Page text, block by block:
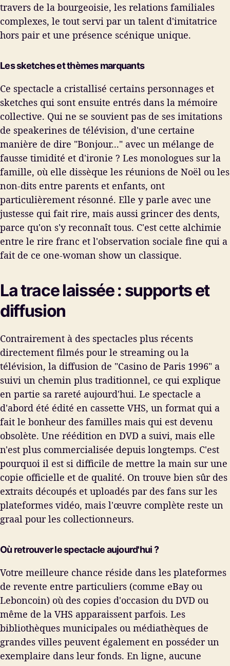
travers de la bourgeoisie, les relations familiales
complexes, le tout servi par un talent d'imitatrice
hors pair et une présence scénique unique.
Les sketches et thèmes marquants
Ce spectacle a cristallisé certains personnages et
sketches qui sont ensuite entrés dans la mémoire
collective. Qui ne se souvient pas de ses imitations
de speakerines de télévision, d'une certaine
manière de dire "Bonjour..." avec un mélange de
fausse timidité et d'ironie ? Les monologues sur la
famille, où elle dissèque les réunions de Noël ou les
non-dits entre parents et enfants, ont
particulièrement résonné. Elle y parle avec une
justesse qui fait rire, mais aussi grincer des dents,
parce qu'on s'y reconnaît tous. C'est cette alchimie
entre le rire franc et l'observation sociale fine qui a
fait de ce one-woman show un classique.
La trace laissée : supports et
diffusion
Contrairement à des spectacles plus récents
directement filmés pour le streaming ou la
télévision, la diffusion de "Casino de Paris 1996" a
suivi un chemin plus traditionnel, ce qui explique
en partie sa rareté aujourd'hui. Le spectacle a
d'abord été édité en cassette VHS, un format qui a
fait le bonheur des familles mais qui est devenu
obsolète. Une réédition en DVD a suivi, mais elle
n'est plus commercialisée depuis longtemps. C'est
pourquoi il est si difficile de mettre la main sur une
copie officielle et de qualité. On trouve bien sûr des
extraits découpés et uploadés par des fans sur les
plateformes vidéo, mais l'œuvre complète reste un
graal pour les collectionneurs.
Où retrouver le spectacle aujourd'hui ?
Votre meilleure chance réside dans les plateformes
de revente entre particuliers (comme eBay ou
Leboncoin) où des copies d'occasion du DVD ou
même de la VHS apparaissent parfois. Les
bibliothèques municipales ou médiathèques de
grandes villes peuvent également en posséder un
exemplaire dans leur fonds. En ligne, aucune